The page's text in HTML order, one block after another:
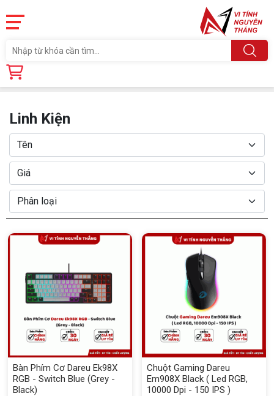
Trang chủ
Linh Kiện
Bàn Phím Cơ Dareu Ek98X
RGB - Switch Blue (Grey -
Black)
Chuột Gaming Dareu
Em908X Black ( Led RGB,
10000 Dpi - 150 IPS )